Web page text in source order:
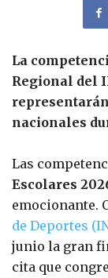
La
Regional del
nacionales
Las
Escolares
emocionante.
de Deportes
junio la gran
cita que